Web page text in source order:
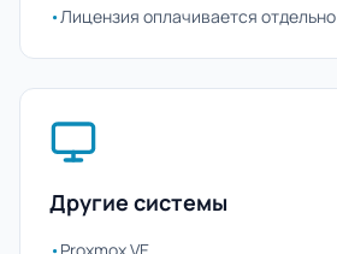
•Лицензия оплачивается отдельно
Другие системы